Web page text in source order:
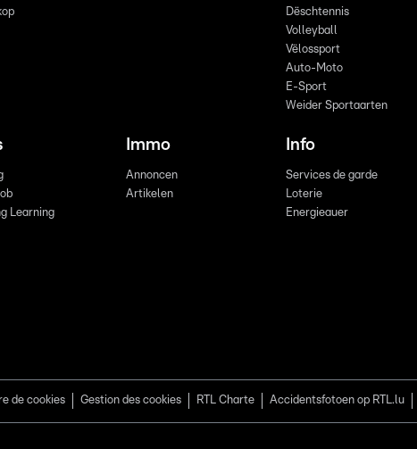
Dëschtennis
Volleyball
Vëlossport
Auto-Moto
E-Sport
Weider Sportaarten
Learning
Immo
Annoncen
Artikelen
Info
Services de garde
Loterie
Energieauer
de cookies Gestion des cookies RTL Charte Accidentsfotoen op RTL.lu